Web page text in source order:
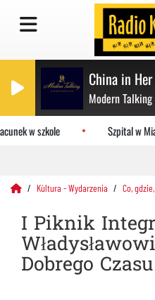
China in Her
Modern Talking
w szkole Szpital w
Kùltura - Wydarzenia Co,
I Piknik
Dobrego Czasu